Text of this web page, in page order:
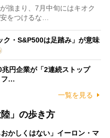
強まり、7月中旬にはキオク
をつけるな…
ク・S&P500は足踏み」が意味
兆円企業が「2連続ストップ
フ…
一覧を見る
」の歩き方
おかしくはない」イーロン・マ